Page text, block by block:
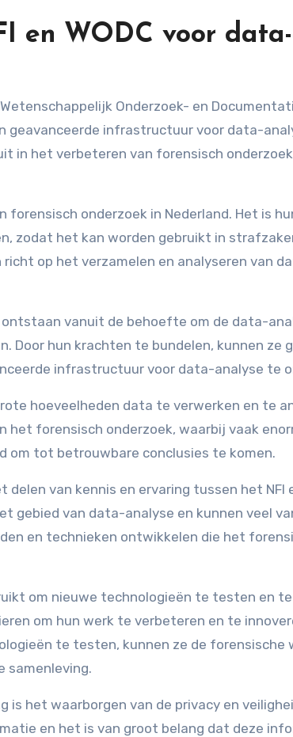
en WODC voor
geavanceerde infrastructuur voor data-
in het verbeteren van forensisch
onderzoek in Nederland. Het is
zodat het kan worden gebruikt in
op het verzamelen en analyseren van
ontstaan vanuit de behoefte om de data-
hun krachten te bundelen, kunnen ze
infrastructuur voor data-analyse te
hoeveelheden data te verwerken en te
het forensisch onderzoek, waarbij vaak
om tot betrouwbare conclusies te komen.
van kennis en ervaring tussen het NFI
gebied van data-analyse en kunnen veel
en technieken ontwikkelen die het
om nieuwe technologieën te testen en
om hun werk te verbeteren en te
te testen, kunnen ze de forensische
samenleving.
is het waarborgen van de privacy en
en het is van groot belang dat deze